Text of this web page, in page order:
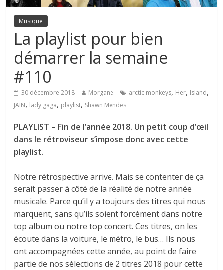
Musique
La playlist pour bien
démarrer la semaine
#110
30 décembre 2018 Morgane arctic monkeys, Her, Island,
JAIN, lady gaga, playlist, Shawn Mendes
PLAYLIST – Fin de l’année 2018. Un petit coup d’œil
dans le rétroviseur s’impose donc avec cette
playlist.
Notre rétrospective arrive. Mais se contenter de ça
serait passer à côté de la réalité de notre année
musicale. Parce qu’il y a toujours des titres qui nous
marquent, sans qu’ils soient forcément dans notre
top album ou notre top concert. Ces titres, on les
écoute dans la voiture, le métro, le bus… Ils nous
ont accompagnées cette année, au point de faire
partie de nos sélections de 2 titres 2018 pour cette